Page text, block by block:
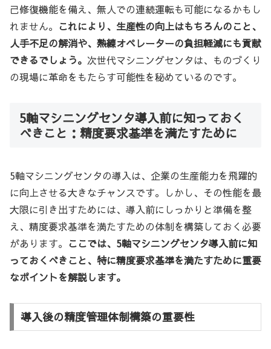
己修復機能を備え、無人での連続運転も可能になるかもし
れません。 これにより、生産性の向上はもちろんのこと、
人手不足の解消や、熟練オペレーターの負担軽減にも貢献
できるでしょう。 次世代マシニングセンタは、ものづくり
の現場に革命をもたらす可能性を秘めているのです。
5軸マシニングセンタ導入前に知っておく
べきこと：精度要求基準を満たすために
5軸マシニングセンタの導入は、企業の生産能力を飛躍的
に向上させる大きなチャンスです。しかし、その性能を最
大限に引き出すためには、導入前にしっかりと準備を整
え、精度要求基準を満たすための体制を構築しておく必要
があります。 ここでは、5軸マシニングセンタ導入前に知
っておくべきこと、特に精度要求基準を満たすために重要
なポイントを解説します。
導入後の精度管理体制構築の重要性